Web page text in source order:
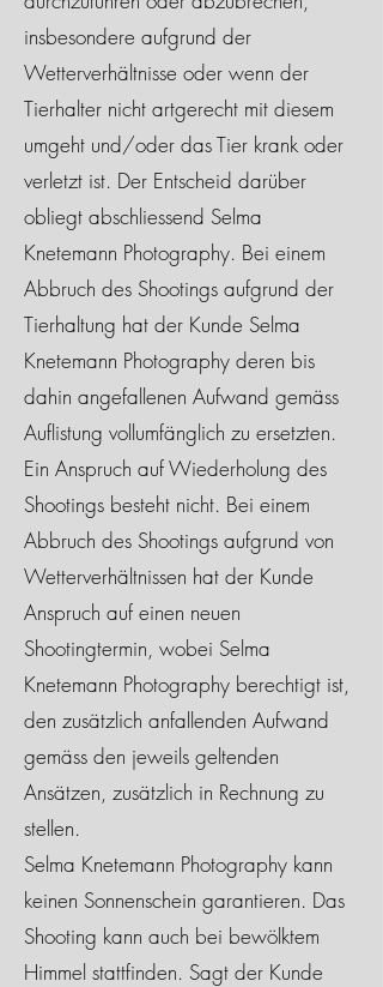
insbesondere aufgrund der
Wetterverhältnisse oder wenn der
Tierhalter nicht artgerecht mit diesem
umgeht und/oder das Tier krank oder
verletzt ist. Der Entscheid darüber
obliegt abschliessend Selma
Knetemann Photography. Bei einem
Abbruch des Shootings aufgrund der
Tierhaltung hat der Kunde Selma
Knetemann Photography deren bis
dahin angefallenen Aufwand gemäss
Auflistung vollumfänglich zu ersetzten.
Ein Anspruch auf Wiederholung des
Shootings besteht nicht. Bei einem
Abbruch des Shootings aufgrund von
Wetterverhältnissen hat der Kunde
Anspruch auf einen neuen
Shootingtermin, wobei Selma
Knetemann Photography berechtigt ist,
den zusätzlich anfallenden Aufwand
gemäss den jeweils geltenden
Ansätzen, zusätzlich in Rechnung zu
stellen.
Selma Knetemann Photography kann
keinen Sonnenschein garantieren. Das
Shooting kann auch bei bewölktem
Himmel stattfinden. Sagt der Kunde